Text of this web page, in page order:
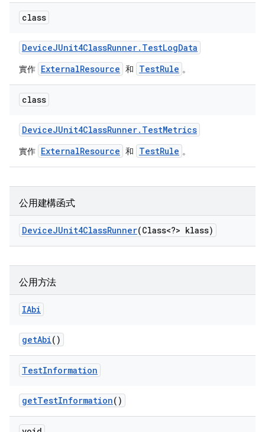
class
DeviceJUnit4ClassRunner. TestLogData
實作 ExternalResource 和 TestRule 。
class
DeviceJUnit4ClassRunner. TestMetrics
實作 ExternalResource 和 TestRule 。
公用建構函式
DeviceJUnit4ClassRunner(Class<?> klass)
公用方法
IAbi
getAbi()
TestInformation
getTestInformation()